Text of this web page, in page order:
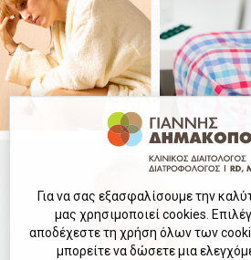
Για να σας εξασφαλίσουμε την
μας χρησιμοποιεί cookies.
αποδέχεστε τη χρήση όλων των
μπορείτε να δώσετε μια